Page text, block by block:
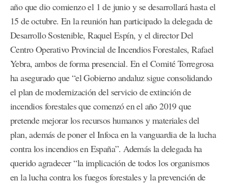
año que dio comienzo el 1 de junio y se desarrollará hasta el
15 de octubre. En la reunión han participado la delegada de
Desarrollo Sostenible, Raquel Espín, y el director Del
Centro Operativo Provincial de Incendios Forestales, Rafael
Yebra, ambos de forma presencial. En el Comité Torregrosa
ha asegurado que “el Gobierno andaluz sigue consolidando
el plan de modernización del servicio de extinción de
incendios forestales que comenzó en el año 2019 que
pretende mejorar los recursos humanos y materiales del
plan, además de poner el Infoca en la vanguardia de la lucha
contra los incendios en España”. Además la delegada ha
querido agradecer “la implicación de todos los organismos
en la lucha contra los fuegos forestales y la prevención de